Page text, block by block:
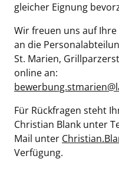
gleicher Eignung
Wir freuen uns auf
an die
St. Marien,
online an:
Für Rückfragen steht
Christian Blank unter
Mail unter
Verfügung.